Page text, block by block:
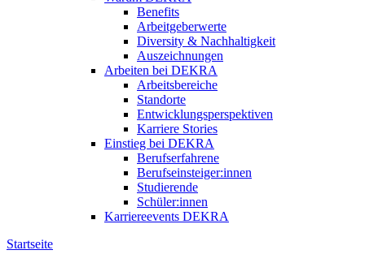
Benefits
Arbeitgeberwerte
Diversity & Nachhaltigkeit
Auszeichnungen
Arbeiten bei DEKRA
Arbeitsbereiche
Standorte
Entwicklungsperspektiven
Karriere Stories
Einstieg bei DEKRA
Berufserfahrene
Berufseinsteiger:innen
Studierende
Schüler:innen
Karriereevents DEKRA
Startseite